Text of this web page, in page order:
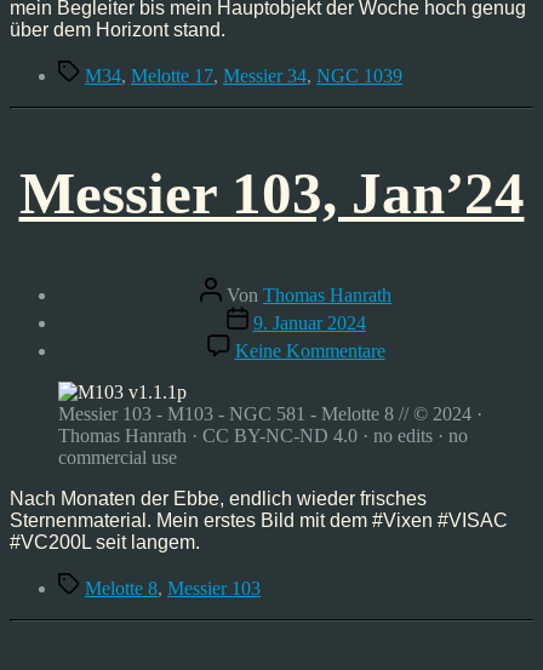
mein Begleiter bis mein Hauptobjekt der Woche hoch genug
über dem Horizont stand.
Schlagwörter
M34, Melotte 17, Messier 34, NGC 1039
Messier 103, Jan’24
Beitragsautor
Von Thomas Hanrath
Veröffentlichungsdatum
9. Januar 2024
Keine Kommentarezu
Messier
Jan’24
Messier 103 - M103 - NGC 581 - Melotte 8 // © 2024 ·
Thomas Hanrath · CC BY-NC-ND 4.0 · no edits · no
commercial use
Nach Monaten der Ebbe, endlich wieder frisches
Sternenmaterial. Mein erstes Bild mit dem #Vixen #VISAC
#VC200L seit langem.
Schlagwörter
Melotte 8, Messier 103